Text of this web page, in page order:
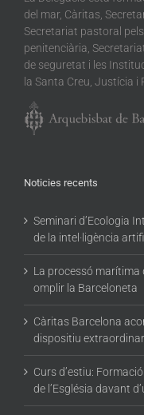
del mar, Càritas,
Secretariat pastoral
penitenciària,
de seguretat i les
la Santa Creu, Justícia i
Noticies recents
Seminari d’Ecologia
de la intel·ligència
La processó marítima
omplir la Barceloneta
Càritas Barcelona
dispositiu
Curs d’estiu:
de l’Església davant